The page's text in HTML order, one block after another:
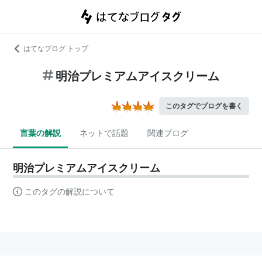
はてなブログ トップ
明治プレミアムアイスクリーム
このタグでブログを書く
言葉の解説 ネットで話題 関連ブログ
明治プレミアムアイスクリーム
このタグの解説について